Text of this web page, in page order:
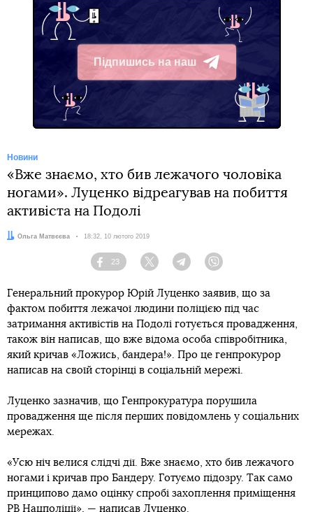
Підпишись на наш
Telegram
Новини
«Вже знаємо, хто бив лежачого чоловіка
ногами». Луценко відреагував на побиття
активіста на Подолі
Автор:
Ольга Матвєєва Дата:
18:32, 10 лютого 2019
Facebook
23
Twitter TelegramViber
Генеральний прокурор Юрій Луценко заявив, що за
фактом побиття лежачої людини поліцією під час
затримання активістів на Подолі готується провадження,
також він написав, що вже відома особа співробітника,
який кричав «Ложись, бандера!». Про це генпрокурор
написав на своїй сторінці в соціальній мережі.
Луценко зазначив, що Генпрокуратура порушила
провадження ще після перших повідомлень у соціальних
мережах.
«Усю ніч велися слідчі дії. Вже знаємо, хто бив лежачого
ногами і кричав про Бандеру. Готуємо підозру. Так само
принципово дамо оцінку спробі захоплення приміщення
РВ Нацполіції», — написав Луценко.